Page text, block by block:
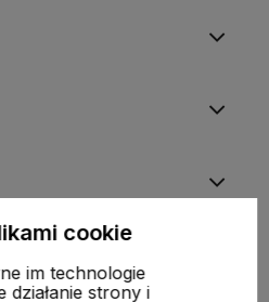
cookie
im technologie
działanie strony i